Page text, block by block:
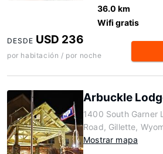
36.0 km
Wifi gratis
DESDE USD 236
por habitación / por noche
Arbuckle
1400 South Garner
Road, Gillette,
Mostrar mapa